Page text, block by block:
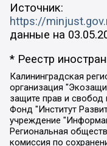
Источник:
https://
данные на
* Реестр
Калининградская региональная общественная организация "Экозащита!-Женсовет", Фонд содействия защите прав и свобод граждан "Общественный вердикт", Фонд "Институт Развития Свободы Информации", Частное учреждение "Информационное агентство МЕМО. РУ", Региональная общественная организация "Общественная комиссия по сохранению наследия академика Сахарова", Фонд поддержки свободы прессы, Санкт-Петербургская общественная правозащитная организация "Гражданский контроль", Межрегиональная общественная организация "Информационно-просветительский центр "Мемориал", Региональный Фонд "Центр Защиты Прав Средств Массовой Информации", с 05.12.2023 Фонд "Центр Защиты Прав Средств массовой информации", Региональная общественная благотворительная организация помощи беженцам и мигрантам "Гражданское содействие", Негосударственное образовательное учреждение дополнительного профессионального образования (повышение квалификации) специалистов "АКАДЕМИЯ ПО ПРАВАМ ЧЕЛОВЕКА", Свердловская региональная общественная организация "Сутяжник", Автономная некоммерческая организация "Центр независимых социологических исследований", Союз общественных объединений "Российский исследовательский центр по правам человека", Региональное общественное учреждение научно-информационный центр "МЕМОРИАЛ", Некоммерческая организация "Фонд защиты гласности", Автономная некоммерческая организация "Институт прав человека", Городская общественная организация "Екатеринбургское общество "МЕМОРИАЛ", Городская общественная организация "Рязанское историко-просветительское и правозащитное общество "Мемориал" (Рязанский Мемориал), Челябинский региональный орган общественной самодеятельности – женское общественное объединение "Женщины Евразии", Челябинский региональный орган общественной самодеятельности "Уральская правозащитная группа", Фонд содействия защите здоровья и социальной справедливости имени Андрея Рылькова, Автономная Некоммерческая Организация "Аналитический Центр Юрия Левады", Автономная некоммерческая организация социальной поддержки населения "Проект Апрель", Региональная общественная организация помощи женщинам и детям, находящимся в кризисной ситуации "Информационно-методический центр "Анна", Фонд содействия развитию массовых коммуникаций и правовому просвещению "Так-так-Так", Фонд содействия устойчивому развитию "Серебряная тайга", Свердловский региональный общественный фонд социальных проектов "Новое время", "Idel.Реалии", Кавказ.Реалии, Крым.Реалии, Телеканал Настоящее Время, Татаро-башкирская служба Радио Свобода (Azatliq Radiosi), Радио Свободная Европа/Радио Свобода (PCE/PC), "Сибирь.Реалии", "Фактограф", Благотворительный фонд помощи осужденным и их семьям, Автономная некоммерческая организация "Институт глобализации и социальных движений", Фонд "В защиту прав заключенных", Частное учреждение "Центр поддержки и содействия развитию средств массовой информации", Пензенский региональный общественный благотворительный фонд "Гражданский союз", "Север.Реалии", Некоммерческая организация Фонд "Правовая инициатива", Общество с ограниченной ответственностью "Радио Свободная Европа/Радио Свобода", Чешское информационное агентство "MEDIUM-ORIENT", Красноярская региональная общественная организация "Мы против СПИДа", Камалягин Денис Николаевич, Маркелов Сергей Евгеньевич, Пономарев Лев Александрович, Савицкая Людмила Алексеевна, Автономная некоммерческая организация "Центр по работе с проблемой насилия "НАСИЛИЮ.НЕТ", Межрегиональный профессиональный союз работников здравоохранения "Альянс врачей", Юридическое лицо, зарегистрированное в Латвийской Республике, SIA "Medusa Project" (регистрационный номер 40103797863, дата регистрации 10.06.2014), Некоммерческая организация "Фонд по борьбе с коррупцией", Автономная некоммерческая организация "Институт права и публичной политики", Баданин Роман Сергеевич, Гликин Максим Александрович, Железнова Мария Михайловна, Лукьянова Юлия Сергеевна, Маетная Елизавета Витальевна, Маняхин Петр Борисович, Чуракова Ольга Владимировна, Ярош Юлия Петровна, Юридическое лицо "The Insider SIA", зарегистрированное в Риге, Латвийская Республика (дата регистрации 26.06.2015), являющееся администратором доменного имени интернет-издания "The Insider SIA", https://theins.ru, Постернак Алексей Евгеньевич, Рубин Михаил Аркадьевич, Анин Роман Александрович, Юридическое лицо Istories fonds, зарегистрированное в Латвийской Республике (регистрационный номер 50008295751, дата регистрации 24.02.2020), Великовский Дмитрий Александрович, Долинина Ирина Николаевна, Мароховская Алеся Алексеевна, Шлейнов Роман Юрьевич, Шмагун Олеся Валентиновна, Общество с ограниченной ответственностью "Альтаир 2021", Общество с ограниченной ответственностью "Вега 2021", Общество с